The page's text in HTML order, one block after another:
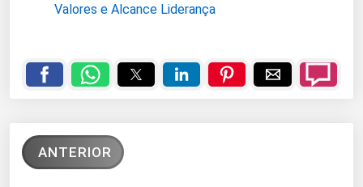
Valores e Alcance Liderança
ANTERIOR